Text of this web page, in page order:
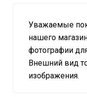
Уважаемые
нашего
фотографии
Внешний вид
изображения.